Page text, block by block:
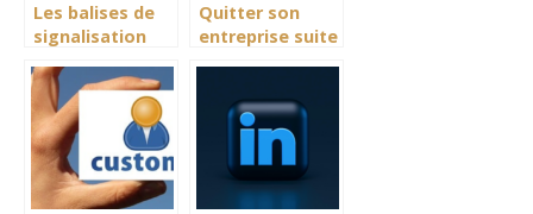
Les balises de
signalisation
leur importance
Quitter son
entreprise suite